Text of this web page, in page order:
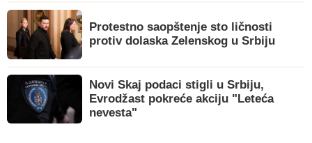
Protestno saopštenje sto ličnosti
protiv dolaska Zelenskog u Srbiju
Novi Skaj podaci stigli u Srbiju,
Evrodžast pokreće akciju "Leteća
nevesta"